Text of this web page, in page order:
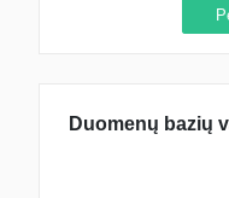
Duomenų bazių